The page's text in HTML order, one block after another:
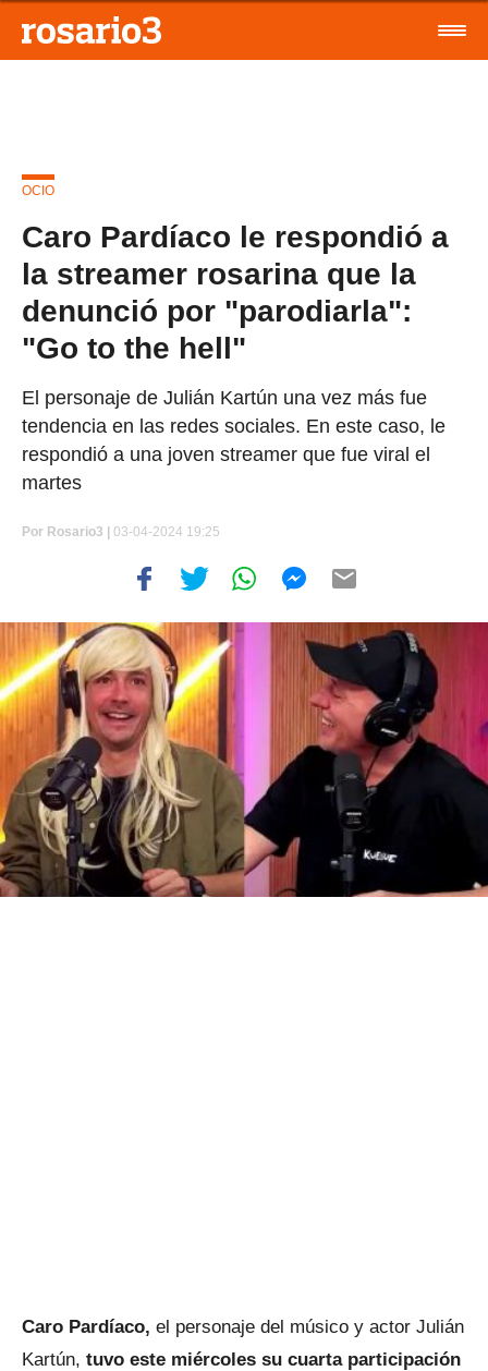
OCIO
Caro Pardíaco le respondió a
la streamer rosarina que la
denunció por "parodiarla":
"Go to the hell"
El personaje de Julián Kartún una vez más fue
tendencia en las redes sociales. En este caso, le
respondió a una joven streamer que fue viral el
martes
Por Rosario3 | 03-04-2024 19:25
Caro Pardíaco, el personaje del músico y actor Julián
Kartún, tuvo este miércoles su cuarta participación